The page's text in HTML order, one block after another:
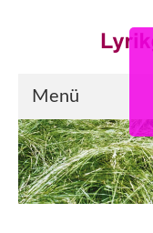
Menü
Start
LYRIK:POST